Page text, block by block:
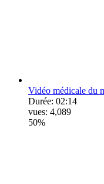
Vidéo médicale du
Durée: 02:14
vues: 4,089
50%